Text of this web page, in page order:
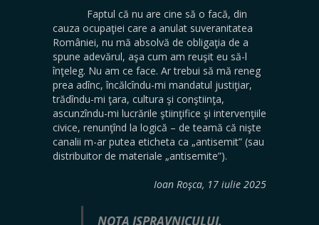
Faptul că nu are cine să o facă, din
cauza ocupaţiei care a anulat suveranitatea
României, nu mă absolvă de obligaţia de a
spune adevărul, aşa cum am reuşit eu să-l
înţeleg. Nu am ce face. Ar trebui să mă reneg
prea adînc, încălcîndu-mi mandatul justiţiar,
trădîndu-mi ţara, cultura şi conştiinţa,
ascunzîndu-mi lucrările ştiinţifice şi intervenţiile
civice, renunţînd la logică – de teamă că nişte
canalii m-ar putea eticheta ca „antisemit” (sau
distribuitor de materiale „antisemite”).
Ioan Roşca, 17 iulie 2025
NOTA ISPRAVNICULUI.